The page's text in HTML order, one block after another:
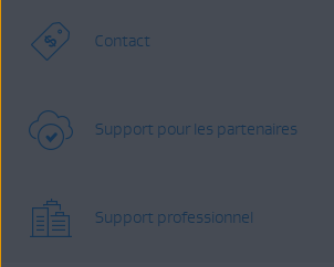
Contact
Support pour les partenaires
Support professionnel